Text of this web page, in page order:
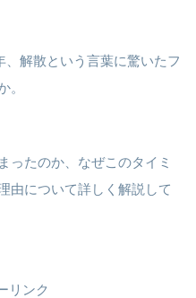
解散という言葉に驚いたフ
。
ったのか、なぜこのタイミ
由について詳しく解説して
リンク